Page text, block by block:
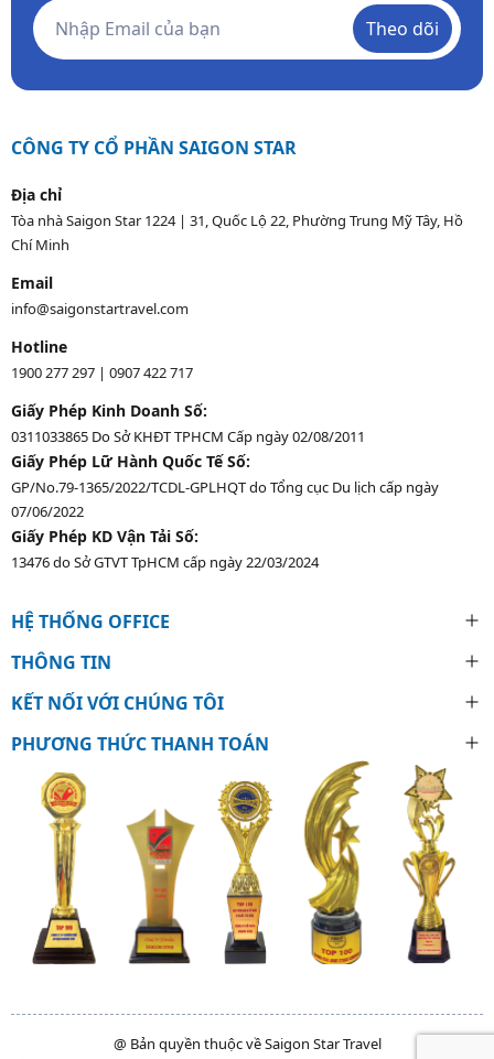
Theo dõi
CÔNG TY CỔ PHẦN SAIGON STAR
Địa chỉ
Tòa nhà Saigon Star 1224 | 31, Quốc Lộ 22, Phường Trung Mỹ Tây, Hồ
Chí Minh
Email
info@saigonstartravel.com
Hotline
1900 277 297 | 0907 422 717
Giấy Phép Kinh Doanh Số:
0311033865 Do Sở KHĐT TPHCM Cấp ngày 02/08/2011
Giấy Phép Lữ Hành Quốc Tế Số:
GP/No.79-1365/2022/TCDL-GPLHQT do Tổng cục Du lịch cấp ngày
07/06/2022
Giấy Phép KD Vận Tải Số:
13476 do Sở GTVT TpHCM cấp ngày 22/03/2024
HỆ THỐNG OFFICE
THÔNG TIN
KẾT NỐI VỚI CHÚNG TÔI
PHƯƠNG THỨC THANH TOÁN
@ Bản quyền thuộc về Saigon Star Travel